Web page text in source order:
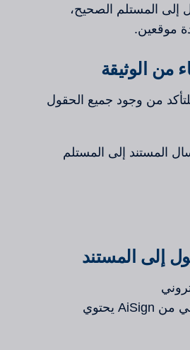
إلى المستلم الصحيح،
موقعين.
من وجود جميع الحقول
المستند إلى المستلم
ابحث عن بريد إلكتروني من AiSign يحتوي